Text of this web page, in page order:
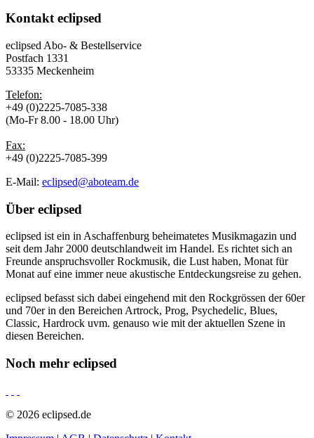
Kontakt eclipsed
eclipsed Abo- & Bestellservice
Postfach 1331
53335 Meckenheim
Telefon:
+49 (0)2225-7085-338
(Mo-Fr 8.00 - 18.00 Uhr)
Fax:
+49 (0)2225-7085-399
E-Mail: eclipsed@aboteam.de
Über eclipsed
eclipsed ist ein in Aschaffenburg beheimatetes Musikmagazin und
seit dem Jahr 2000 deutschlandweit im Handel. Es richtet sich an
Freunde anspruchsvoller Rockmusik, die Lust haben, Monat für
Monat auf eine immer neue akustische Entdeckungsreise zu gehen.
eclipsed befasst sich dabei eingehend mit den Rockgrössen der 60er
und 70er in den Bereichen Artrock, Prog, Psychedelic, Blues,
Classic, Hardrock uvm. genauso wie mit der aktuellen Szene in
diesen Bereichen.
Noch mehr eclipsed
© 2026 eclipsed.de